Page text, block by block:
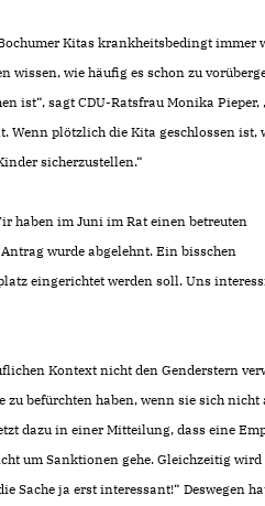
Kitas krankheitsbedingt immer
wissen, wie häufig es schon zu
ist“, sagt CDU-Ratsfrau Monika Pieper,
Wenn plötzlich die Kita geschlossen ist,
sicherzustellen.“
haben im Juni im Rat einen betreuten
wurde abgelehnt. Ein bisschen
eingerichtet werden soll. Uns
Kontext nicht den Genderstern
zu befürchten haben, wenn sie sich nicht
dazu in einer Mitteilung, dass eine
um Sanktionen gehe. Gleichzeitig wird
Sache ja erst interessant!“ Deswegen